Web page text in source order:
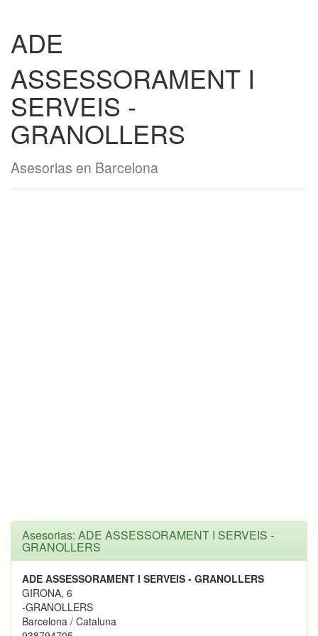
ADE
ASSESSORAMENT I
SERVEIS -
GRANOLLERS
Asesorias en Barcelona
Asesorias: ADE ASSESSORAMENT I SERVEIS -
GRANOLLERS
ADE ASSESSORAMENT I SERVEIS - GRANOLLERS
GIRONA, 6
-GRANOLLERS
Barcelona / Cataluna